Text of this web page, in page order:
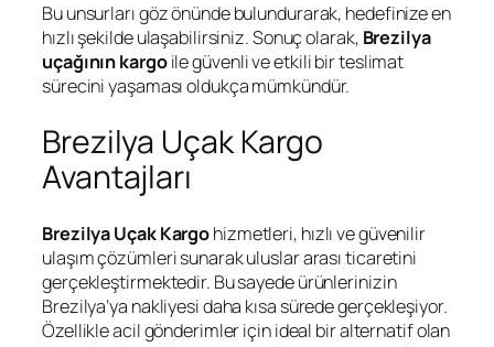
Bu unsurları göz önünde bulundurarak, hedefinize en
hızlı şekilde ulaşabilirsiniz. Sonuç olarak, Brezilya
uçağının kargoile güvenli ve etkili bir teslimat
sürecini yaşaması oldukça mümkündür.
Brezilya Uçak Kargo
Avantajları
Brezilya Uçak Kargohizmetleri, hızlı ve güvenilir
ulaşım çözümleri sunarak uluslar arası ticaretini
gerçekleştirmektedir. Bu sayede ürünlerinizin
Brezilya’ya nakliyesi daha kısa sürede gerçekleşiyor.
Özellikle acil gönderimler için ideal bir alternatif olan